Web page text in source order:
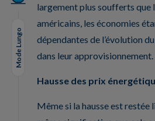
Mode Lungo
largement plus soufferts que
américains, les économies
dépendantes de l’évolution
dans leur approvisionnement.
Hausse des prix
Même si la hausse est restée